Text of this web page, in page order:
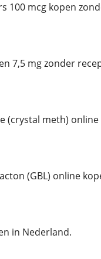
100 mcg kopen
7,5 mg zonder
(crystal meth) online
(GBL) online
in Nederland.